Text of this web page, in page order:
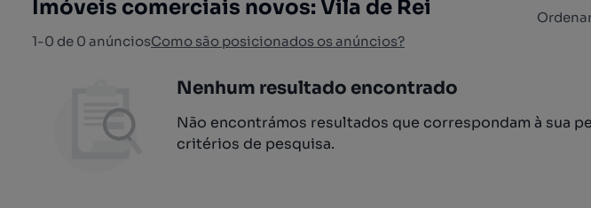
Imóveis comerciais novos: Vila de Rei
1-0 de 0 anúnciosComo são posicionados os anúncios?
Nenhum resultado encontrado
Não encontrámos resultados que correspondam à sua
critérios de pesquisa.